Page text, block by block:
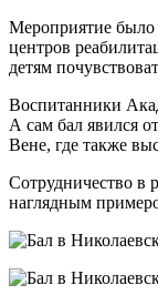
Мероприятие было
центров
детям
Воспитанники
А сам бал явился
Вене, где также
Сотрудничество в
наглядным